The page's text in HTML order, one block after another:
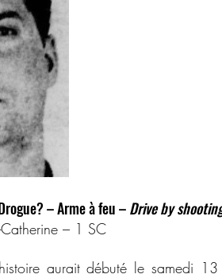
– Arme à feu – Drive by
– 1 SC
débuté le samedi 13